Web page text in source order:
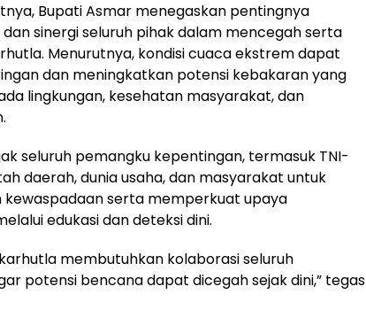
Bupati Asmar menegaskan pentingnya
dan sinergi seluruh pihak dalam mencegah serta
Menurutnya, kondisi cuaca ekstrem dapat
dan meningkatkan potensi kebakaran yang
lingkungan, kesehatan masyarakat, dan
seluruh pemangku kepentingan, termasuk TNI-
daerah, dunia usaha, dan masyarakat untuk
kewaspadaan serta memperkuat upaya
edukasi dan deteksi dini.
membutuhkan kolaborasi seluruh
potensi bencana dapat dicegah sejak dini,” tegas